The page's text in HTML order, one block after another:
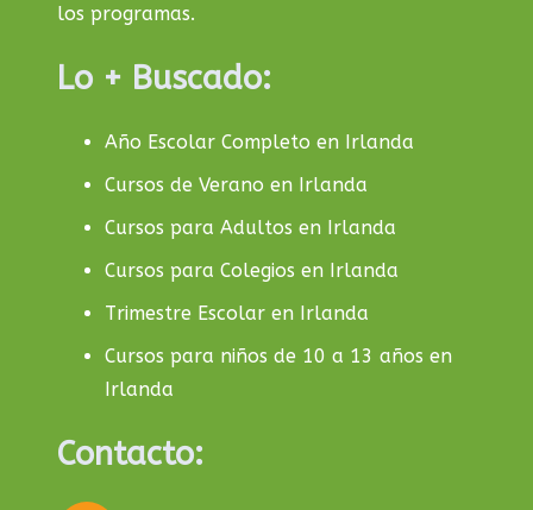
los programas.
Lo + Buscado:
Año Escolar Completo en Irlanda
Cursos de Verano en Irlanda
Cursos para Adultos en Irlanda
Cursos para Colegios en Irlanda
Trimestre Escolar en Irlanda
Cursos para niños de 10 a 13 años en
Irlanda
Contacto: